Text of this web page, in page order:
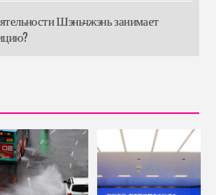
Шэньчжэнь занимает